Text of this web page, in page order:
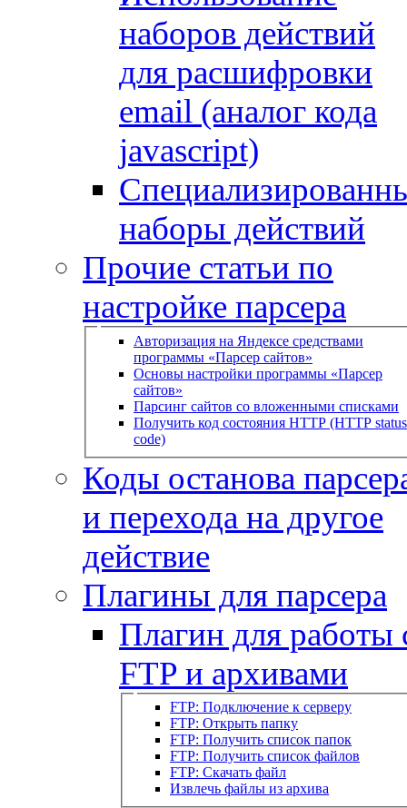
наборов действий
для расшифровки
email (аналог кода
javascript)
наборы действий
Прочие статьи по
настройке парсера
Авторизация на Яндексе средствами
программы «Парсер сайтов»
Основы настройки программы «Парсер
сайтов»
Парсинг сайтов со вложенными списками
Получить код состояния HTTP (HTTP status
code)
Коды останова
и перехода на другое
действие
Плагины для парсера
Плагин для работы
FTP и архивами
FTP: Подключение к серверу
FTP: Открыть папку
FTP: Получить список папок
FTP: Получить список файлов
FTP: Скачать файл
Извлечь файлы из архива